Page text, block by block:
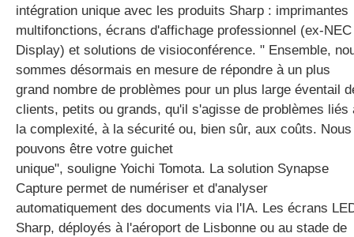
intégration unique avec les produits Sharp : imprimantes
multifonctions, écrans d'affichage professionnel (ex-NEC
Display) et solutions de visioconférence. " Ensemble,
sommes désormais en mesure de répondre à un plus
grand nombre de problèmes pour un plus large éventail
clients, petits ou grands, qu'il s'agisse de problèmes liés
la complexité, à la sécurité ou, bien sûr, aux coûts. Nous
pouvons être votre guichet
unique", souligne Yoichi Tomota. La solution Synapse
Capture permet de numériser et d'analyser
automatiquement des documents via l'IA. Les écrans
Sharp, déployés à l'aéroport de Lisbonne ou au stade de